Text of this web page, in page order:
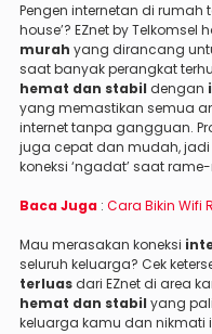
Pengen internetan di rumah
house’? EZnet by
murah yang dirancang
saat banyak perangkat
hemat dan stabil dengan
yang memastikan semua
internet tanpa gangguan.
juga cepat dan mudah,
koneksi ‘ngadat’ saat
Baca Juga : Cara Bikin Wifi
Mau merasakan koneksi
seluruh keluarga? Cek
terluasdari EZnet di area
hemat dan stabil yang
keluarga kamu dan nikmati